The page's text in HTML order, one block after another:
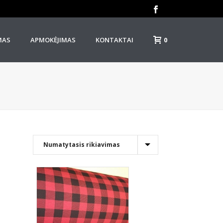
APMOKĖJIMAS KONTAKTAI 0